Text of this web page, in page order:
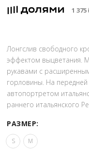
1 375
Лонгслив свободного
эффектом выцветания.
рукавами с
горловины. На передней
автопортретом
раннего итальянского
РАЗМЕР:
S M